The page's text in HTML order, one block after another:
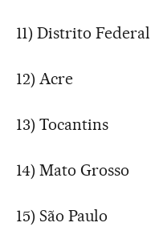
11) Distrito Federal
12) Acre
13) Tocantins
14) Mato Grosso
15) São Paulo